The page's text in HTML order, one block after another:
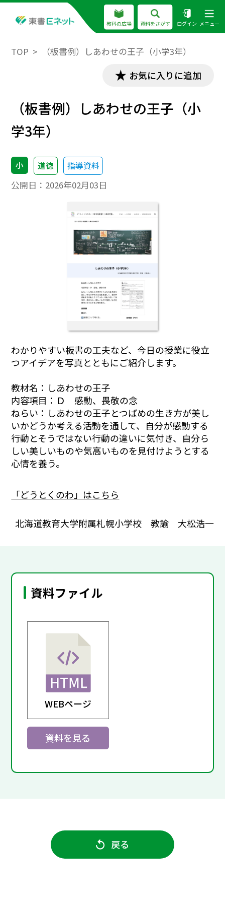
教科の広場 資料をさがす ログイン メニュー
TOP （板書例）しあわせの王子（小学3年）
お気に入りに追加
（板書例）しあわせの王子（小
学3年）
小 道徳 指導資料
公開日： 2026年02月03日
わかりやすい板書の工夫など、今日の授業に役立
つアイデアを写真とともにご紹介します。
教材名：しあわせの王子
内容項目：Ｄ 感動、畏敬の念
ねらい：しあわせの王子とつばめの生き方が美し
いかどうか考える活動を通して、自分が感動する
行動とそうではない行動の違いに気付き、自分ら
しい美しいものや気高いものを見付けようとする
心情を養う。
「どうとくのわ」はこちら
北海道教育大学附属札幌小学校 教諭 大松浩一
資料ファイル
WEBページ
資料を見る
戻る